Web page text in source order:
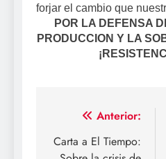
forjar el cambio que
POR LA DEFENSA
PRODUCCION Y LA
Navegación
de
Anterior:
Carta a El Tiempo: